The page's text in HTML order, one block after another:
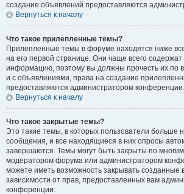
создание объявлений предоставляются
Вернуться к началу
Что такое прилепленные темы?
Прилепленные темы в форуме находятся ниже
на его первой странице. Они чаще всего
информацию, поэтому вы должны прочесть их по
и с объявлениями, права на создание
предоставляются администратором конференции.
Вернуться к началу
Что такое закрытые темы?
Это такие темы, в которых пользователи больше
сообщения, и все находящиеся в них опросы
завершаются. Темы могут быть закрыты по
модератором форума или администратором
можете иметь возможность закрывать созданные
зависимости от прав, предоставленных вам
конференции.